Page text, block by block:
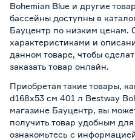
Bohemian Blue и другие
бассейны доступны в
Бауцентр по низким ценам.
характеристиками и
данном товаре, чтобы
заказать товар онлайн.
Приобретая такие товары,
d168х53 см 401 л Bestway
магазине Бауцентр, вы
получить товар удобным
ознакомьтесь с